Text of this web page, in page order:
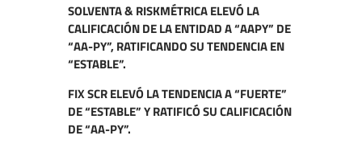
SOLVENTA & RISKMÉTRICAELEVÓ LA
CALIFICACIÓN DE LA ENTIDAD A “AAPY” DE
“AA-PY”, RATIFICANDO SU TENDENCIA EN
“ESTABLE”.
FIX SCRELEVÓ LA TENDENCIA A “FUERTE”
DE “ESTABLE” Y RATIFICÓ SU CALIFICACIÓN
DE “AA-PY”.